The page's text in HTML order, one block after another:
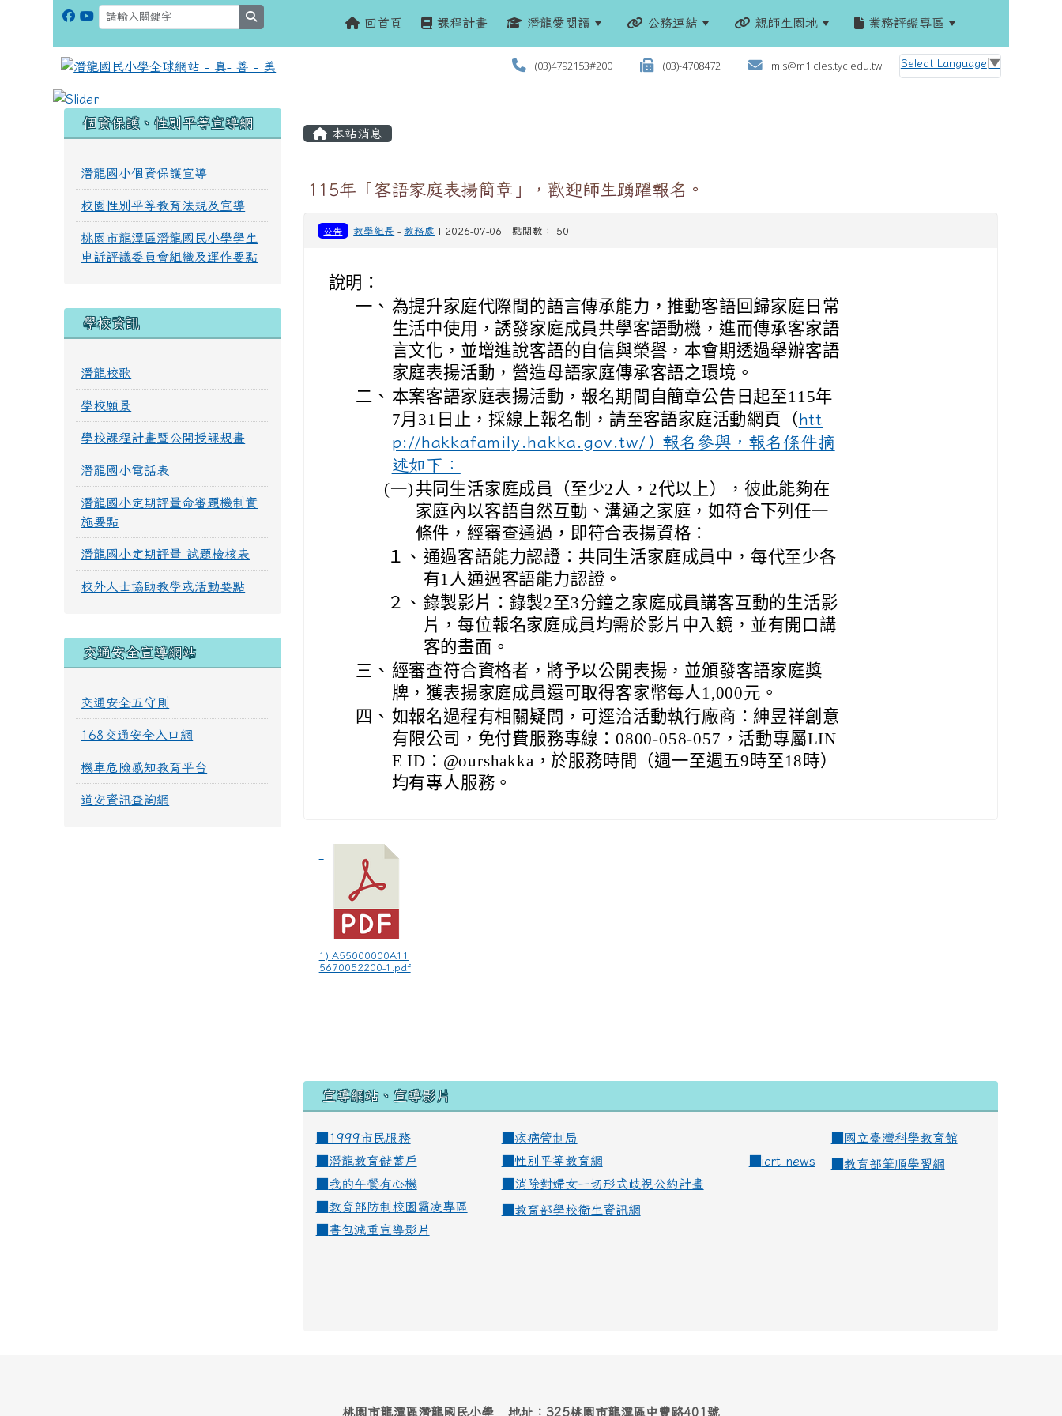
回首頁 課程計畫 潛龍愛閱讀 公務連結 親師生園地 業務評鑑專區
(03)4792153#200 (03)-4708472 mis@m1.cles.tyc.edu.tw Select Language ▼
本站消息
115年「客語家庭表揚簡章」，歡迎師生踴躍報名。
公告 教學組長 -教務處 | 2026-07-06 | 點閱數： 50
說明：
一、 為提升家庭代際間的語言傳承能力，推動客語回歸家庭日常
生活中使用，誘發家庭成員共學客語動機，進而傳承客家語
言文化，並增進說客語的自信與榮譽，本會期透過舉辦客語
家庭表揚活動，營造母語家庭傳承客語之環境。
二、 本案客語家庭表揚活動，報名期間自簡章公告日起至115年
7月31日止，採線上報名制，請至客語家庭活動網頁（htt
p://hakkafamily.hakka.gov.tw/）報名參與，報名條件摘
述如下：
(一) 共同生活家庭成員（至少2人，2代以上），彼此能夠在
家庭內以客語自然互動、溝通之家庭，如符合下列任一
條件，經審查通過，即符合表揚資格：
１、 通過客語能力認證：共同生活家庭成員中，每代至少各
有1人通過客語能力認證。
２、 錄製影片：錄製2至3分鐘之家庭成員講客互動的生活影
片，每位報名家庭成員均需於影片中入鏡，並有開口講
客的畫面。
三、 經審查符合資格者，將予以公開表揚，並頒發客語家庭獎
牌，獲表揚家庭成員還可取得客家幣每人1,000元。
四、 如報名過程有相關疑問，可逕洽活動執行廠商：紳昱祥創意
有限公司，免付費服務專線：0800-058-057，活動專屬LIN
E ID：@ourshakka，於服務時間（週一至週五9時至18時）
均有專人服務。
1) A55000000A11
5670052200-1.pdf
宣導網站、宣導影片
■1999市民服務 疾病管制局
國立臺灣科學教育館
潛龍教育儲蓄戶 性別平等教育網 icrt news
教育部筆順學習網
我的午餐有心機
消除對婦女一切形式歧視公約計畫
教育部防制校園霸凌專區
教育部學校衛生資訊網
書包減重宣導影片
個資保護、性別平等宣導網
潛龍國小個資保護宣導
校園性別平等教育法規及宣導
桃園市龍潭區潛龍國民小學學生
申訴評議委員會組織及運作要點
學校資訊
潛龍校歌
學校願景
學校課程計畫暨公開授課規畫
潛龍國小電話表
潛龍國小定期評量命審題機制實
施要點
潛龍國小定期評量 試題檢核表
校外人士協助教學或活動要點
交通安全宣導網站
交通安全五守則
168交通安全入口網
機車危險感知教育平台
道安資訊查詢網
桃園市龍潭區潛龍國民小學 地址：325桃園市龍潭區中豐路401號